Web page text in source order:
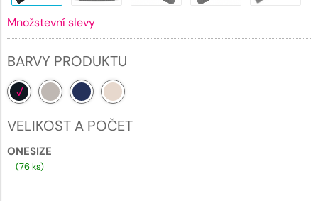
Množstevní slevy
BARVY PRODUKTU
VELIKOST A POČET
ONESIZE
(76 ks)